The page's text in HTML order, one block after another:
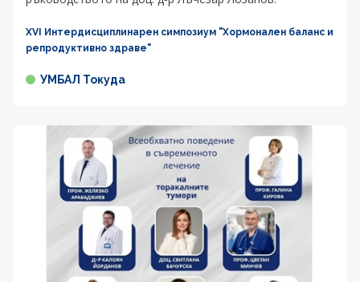
XVI Интердисциплинарен симпозиум "Хормонален баланс и
репродуктивно здраве"
УМБАЛ Токуда